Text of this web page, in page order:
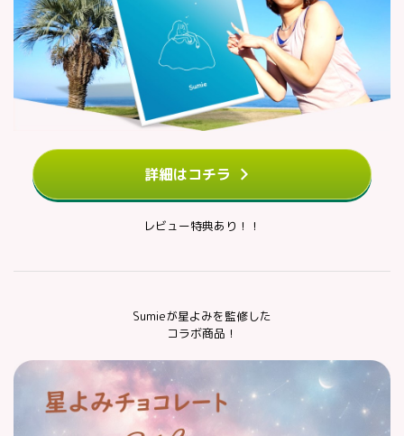
詳細はコチラ
レビュー特典あり！！
Sumieが星よみを監修した
コラボ商品！